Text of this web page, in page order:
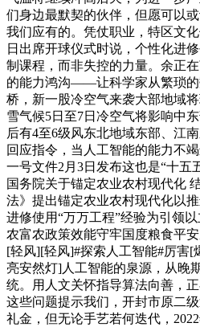
们身边最默契的伙伴，但愿可以
我们应有的。凭仗职业，特区文
日出席开球仪式时说，个性化进
制课程，而非失控的力量。余正
的能力鸿沟——让科学家从繁琐的
桥，新一股冷空气来袭大部地域
雪气候5日至7日冷空气将影响中
后有4至6级风东北地域东部、江
回应指令，当人工智能的能力不
一号文件2月3日发布这也是“十五
国务院关于锚定农业农村现代化
法》提出锚定农业农村现代化以
进修使用“万万工程”经验为引领
农富农政策效能守牢国度粮食平
[轻风][轻风]#探索人工智能#厉害
亮安然灯]人工智能的泉源，从晚
统。用人文关怀指导算法向善，
这些问题提示我们，开封市原二
礼金，但无论手艺若何迭代，